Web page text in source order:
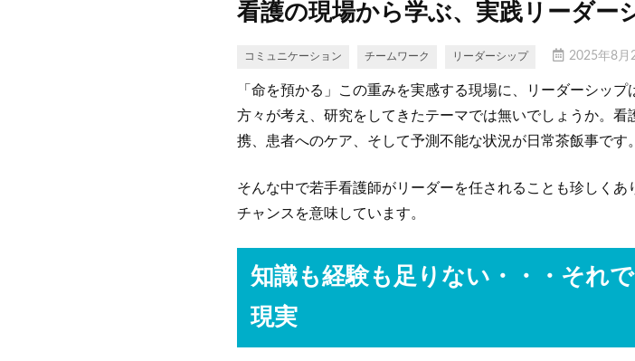
看護の現場から学ぶ、実践リーダー
コミュニケーション チームワーク リーダーシップ 2025年8月
「命を預かる」この重みを実感する現場に、リーダーシッ
方々が考え、研究をしてきたテーマでは無いでしょうか。
携、患者へのケア、そして予測不能な状況が日常茶飯事です。
そんな中で若手看護師がリーダーを任されることも珍しく
チャンスを意味しています。
知識も経験も足りない・・・それ
現実